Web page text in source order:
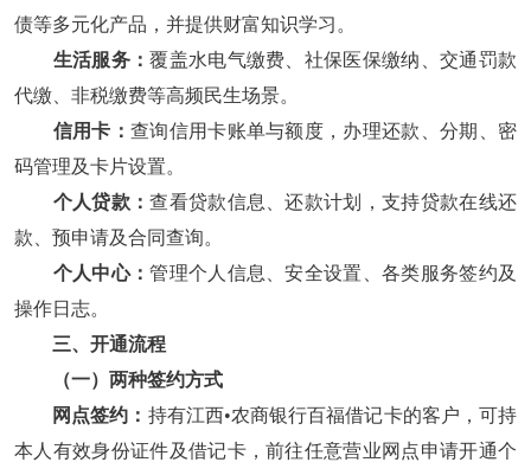
债等多元化产品，并提供财富知识学习。
生活服务：覆盖水电气缴费、社保医保缴纳、交通罚款
代缴、非税缴费等高频民生场景。
信用卡： 查询信用卡账单与额度，办理还款、分期、密
码管理及卡片设置。
个人贷款：查看贷款信息、还款计划，支持贷款在线还
款、预申请及合同查询。
个人中心：管理个人信息、安全设置、各类服务签约及
操作日志。
三、开通流程
（一）两种签约方式
网点签约： 持有江西•农商银行百福借记卡的客户，可持
本人有效身份证件及借记卡，前往任意营业网点申请开通个